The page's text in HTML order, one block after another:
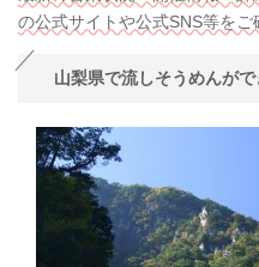
の公式サイトや公式SNS等をご
山梨県で流しそうめんが